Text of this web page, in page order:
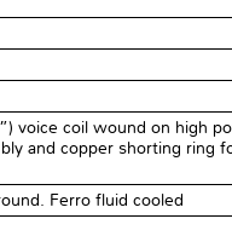
voice coil wound on high
and copper shorting ring
Ferro fluid cooled